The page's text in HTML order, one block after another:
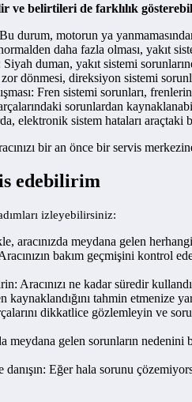
ve belirtileri de farklılık
Bu durum, motorun ya
daha fazla olması, yakıt
duman, yakıt sistemi
dönmesi, direksiyon sistemi
Fren sistemi sorunları,
sorunlardan
elektronik sistem hataları araçtaki
bir an önce bir servis
edebilirim
izleyebilirsiniz:
aracınızda meydana gelen
bakım geçmişini kontrol
Aracınızı ne kadar süredir
kaynaklandığını tahmin etmenize
dikkatlice gözlemleyin ve
meydana gelen sorunların
Eğer hala sorunu